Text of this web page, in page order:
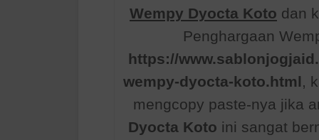
Wempy Dyocta Koto dan
Penghargaan
https://
wempy-dyocta-koto.html ,
mengcopy paste-nya jika
Dyocta Koto ini sangat